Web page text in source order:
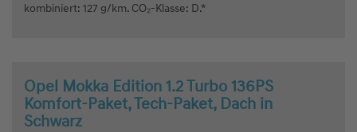
kombiniert: 127 g/km. CO₂-Klasse: D.*
Opel Mokka Edition 1.2 Turbo 136PS
Komfort-Paket, Tech-Paket, Dach in
Schwarz